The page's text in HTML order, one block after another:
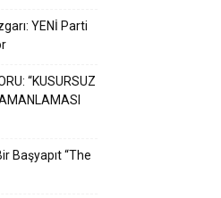
YENİ Parti
“KUSURSUZ
Başyapıt “The